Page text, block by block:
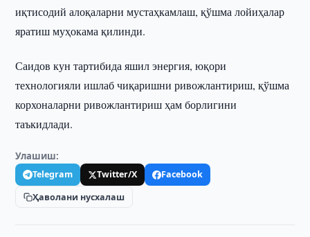
иқтисодий алоқаларни мустаҳкамлаш, қўшма лойиҳалар
яратиш муҳокама қилинди.
Саидов кун тартибида яшил энергия, юқори
технологияли ишлаб чиқаришни ривожлантириш, қўшма
корхоналарни ривожлантириш ҳам борлигини
таъкидлади.
Улашиш:
Telegram Twitter/X
Facebook
Ҳаволани нусхалаш